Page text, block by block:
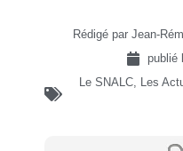
Rédigé par Jean-
publié
Le SNALC, Les